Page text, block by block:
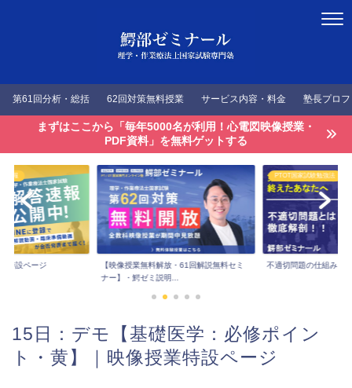
第61回分析・総括 62回対策無料授業 サービス内容・料金 塾長プロ
まずはここから「毎年5000名が利用！心電図映像授業・
PDF資料」を無料ゲットする
速報
特設ページ
【映像授業無料解放・61回解説無料セミ
ナー】・鰐ゼミ説明...
PTOT国家試験勉強法
不適切問題の仕組みを
15日：デモ【基礎医学：必修ポイン
ト・黄】｜映像授業特設ページ